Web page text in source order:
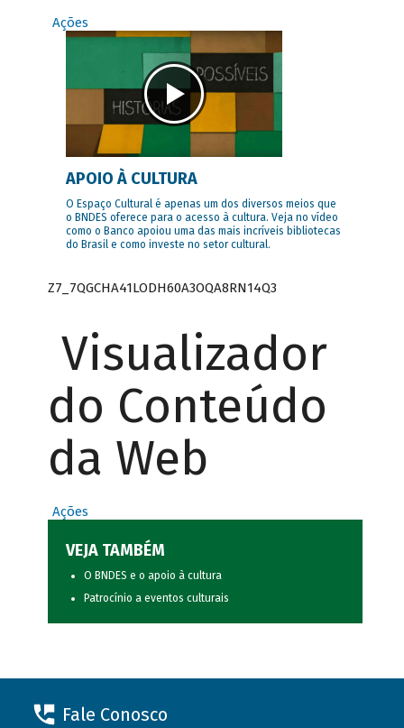
Ações
APOIO À CULTURA
O Espaço Cultural é apenas um dos diversos meios que
o BNDES oferece para o acesso à cultura. Veja no vídeo
como o Banco apoiou uma das mais incríveis bibliotecas
do Brasil e como investe no setor cultural.
Z7_7QGCHA41LODH60A3OQA8RN14Q3
Visualizador
do Conteúdo
da Web
Ações
VEJA TAMBÉM
O BNDES e o apoio à cultura
Patrocínio a eventos culturais
Fale Conosco